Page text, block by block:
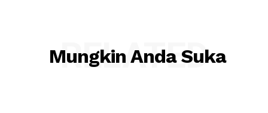
Mungkin Anda Suka
RELATED